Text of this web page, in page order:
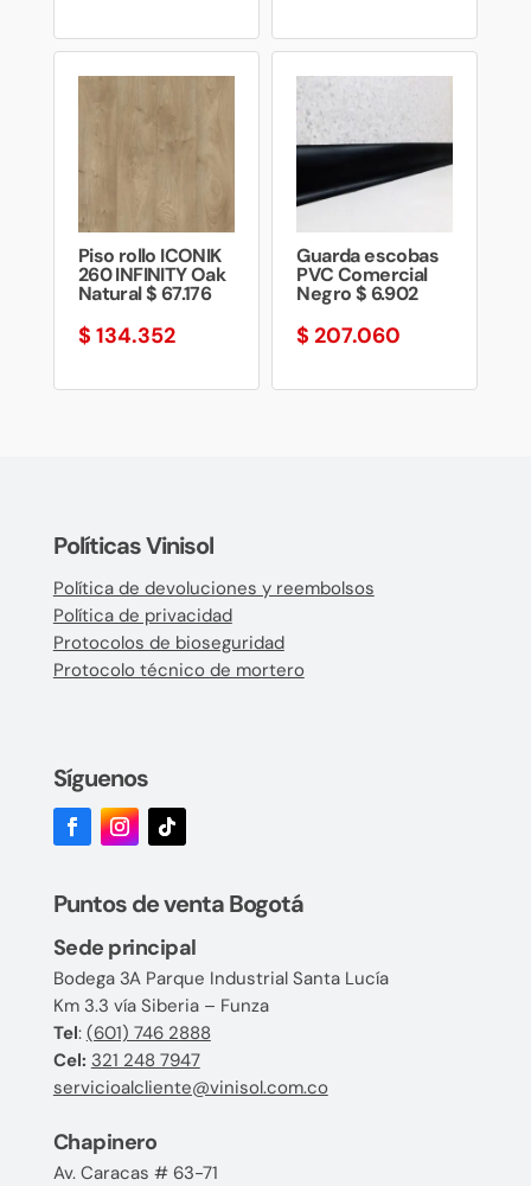
Piso rollo ICONIK
260 INFINITY Oak
Natural $ 67.176
$ 134.352
Guarda escobas
PVC Comercial
Negro $ 6.902
$ 207.060
Políticas Vinisol
Política de devoluciones y reembolsos
Política de privacidad
Protocolos de bioseguridad
Protocolo técnico de mortero
Síguenos
Puntos de venta Bogotá
Sede principal
Bodega 3A Parque Industrial Santa Lucía
Km 3.3 vía Siberia – Funza
Tel: (601) 746 2888
Cel: 321 248 7947
servicioalcliente@vinisol.com.co
Chapinero
Av. Caracas # 63-71